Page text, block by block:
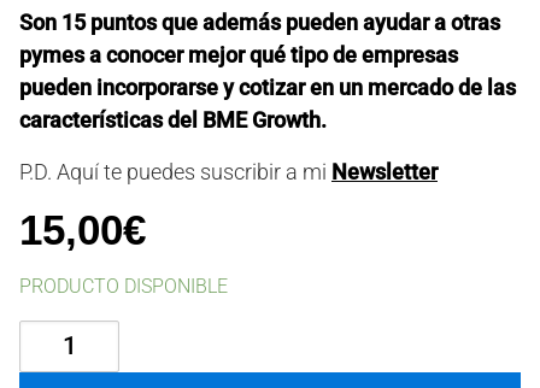
Son 15 puntos que además pueden ayudar a otras
pymes a conocer mejor qué tipo de empresas
pueden incorporarse y cotizar en un mercado de las
características del BME Growth.
P.D. Aquí te puedes suscribir a mi Newsletter
15,00€
PRODUCTO DISPONIBLE
IFLEX